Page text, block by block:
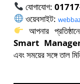
যোগাযোগ:
ওয়েবসাইট:
আপনার
Smart
এবং সময়ের সঙ্গে তাল